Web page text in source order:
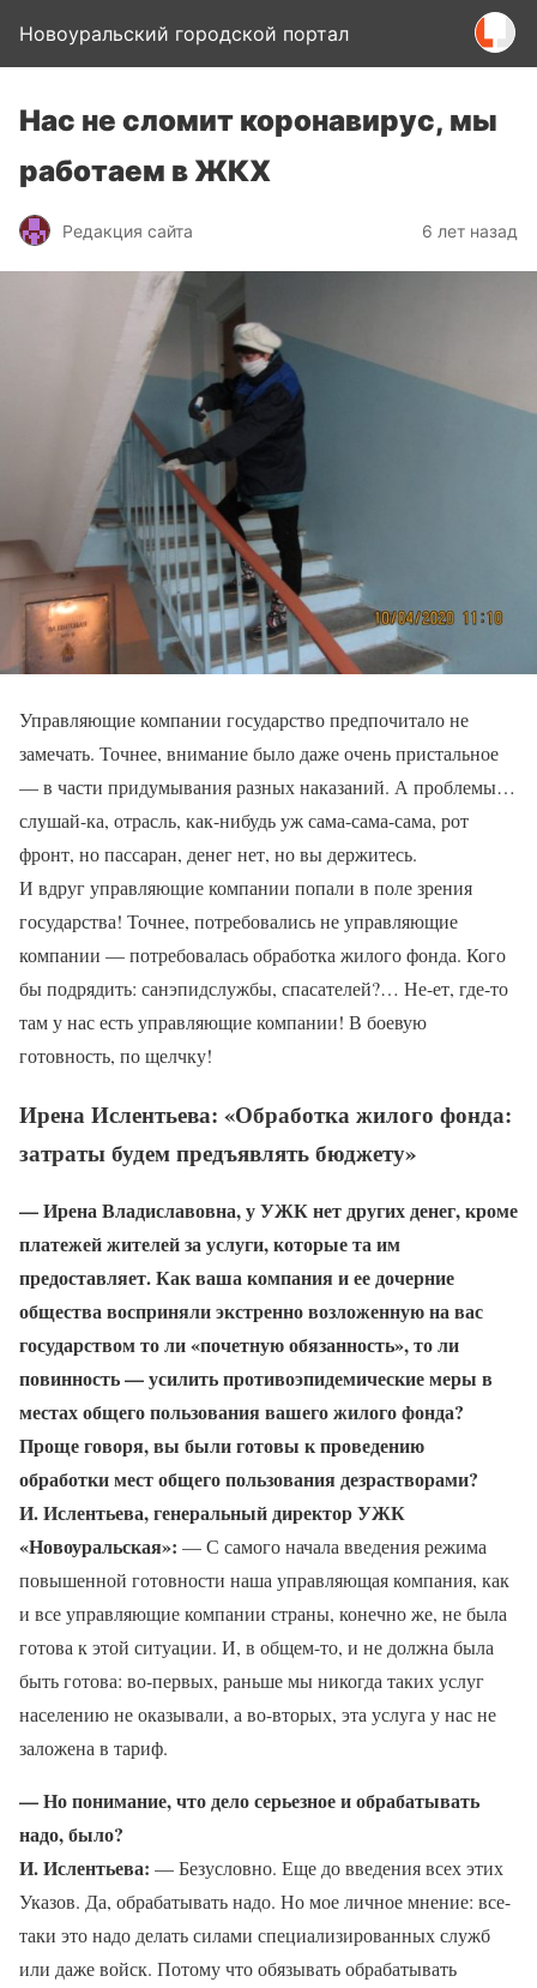
Новоуральский городской портал
Нас не сломит коронавирус, мы
работаем в ЖКХ
Редакция сайта 6 лет назад
Управляющие компании государство предпочитало не
замечать. Точнее, внимание было даже очень пристальное
— в части придумывания разных наказаний. А проблемы…
слушай-ка, отрасль, как-нибудь уж сама-сама-сама, рот
фронт, но пассаран, денег нет, но вы держитесь.
И вдруг управляющие компании попали в поле зрения
государства! Точнее, потребовались не управляющие
компании — потребовалась обработка жилого фонда. Кого
бы подрядить: санэпидслужбы, спасателей?… Не-ет, где-то
там у нас есть управляющие компании! В боевую
готовность, по щелчку!
Ирена Ислентьева: «Обработка жилого фонда:
затраты будем предъявлять бюджету»
— Ирена Владиславовна, у УЖК нет других денег, кроме
платежей жителей за услуги, которые та им
предоставляет. Как ваша компания и ее дочерние
общества восприняли экстренно возложенную на вас
государством то ли «почетную обязанность», то ли
повинность — усилить противоэпидемические меры в
местах общего пользования вашего жилого фонда?
Проще говоря, вы были готовы к проведению
обработки мест общего пользования дезрастворами?
И. Ислентьева, генеральный директор УЖК
«Новоуральская»: — С самого начала введения режима
повышенной готовности наша управляющая компания, как
и все управляющие компании страны, конечно же, не была
готова к этой ситуации. И, в общем-то, и не должна была
быть готова: во-первых, раньше мы никогда таких услуг
населению не оказывали, а во-вторых, эта услуга у нас не
заложена в тариф.
— Но понимание, что дело серьезное и обрабатывать
надо, было?
И. Ислентьева: — Безусловно. Еще до введения всех этих
Указов. Да, обрабатывать надо. Но мое личное мнение: все-
таки это надо делать силами специализированных служб
или даже войск. Потому что обязывать обрабатывать